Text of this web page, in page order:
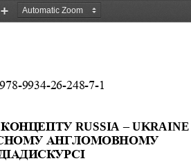
Zoom
9934-26-248-7-1
КОНЦЕПТУ RUSSIA –UKRAINE
АНГЛОМОВНОМУ